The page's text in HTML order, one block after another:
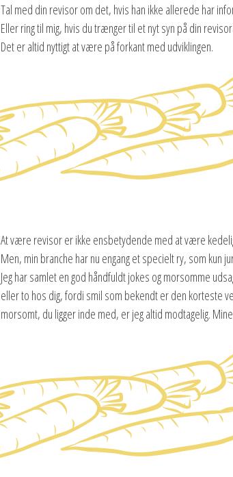
Tal med din revisor om det, hvis han ikke allerede har
Eller ring til mig, hvis du trænger til et nyt syn på din
Det er altid nyttigt at være på forkant med udviklingen.
At være revisor er ikke ensbetydende med at være
Men, min branche har nu engang et specielt ry, som kun
Jeg har samlet en god håndfuldt jokes og morsomme
eller to hos dig, fordi smil som bekendt er den korteste
morsomt, du ligger inde med, er jeg altid modtagelig.